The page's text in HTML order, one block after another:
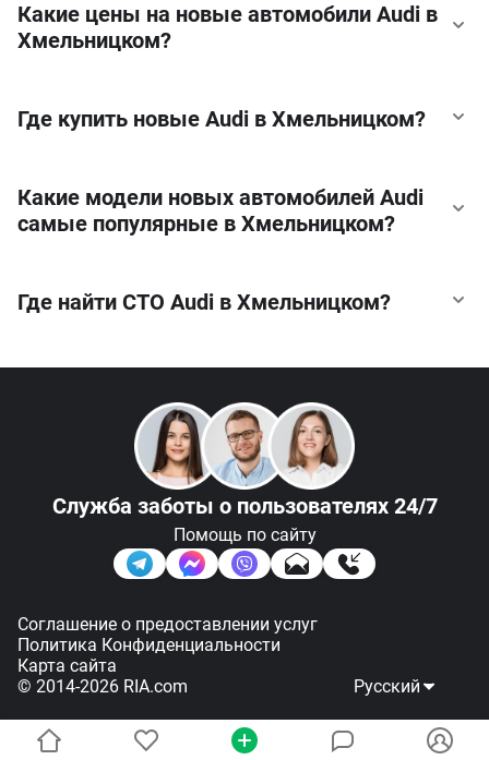
Подписаться Фильтр
Какие цены на новые автомобили Audi в
Хмельницком?
Где купить новые Audi в Хмельницком?
Какие модели новых автомобилей Audi
самые популярные в Хмельницком?
Audi Q3 Sportbackстоимость от 56 317 $
стоимость от 68 467 $
Где найти СТО Audi в Хмельницком?
СТО Audi Замена масла в двигателе
СТО Audi Диагностика и ремонт ходовой
СТО Audi Замена автолампочек
СТО Audi Замена и доливка масла в КПП
СТО Audi Диагностика двигателя
Служба заботы о пользователях 24/7
Помощь по сайту
© 2014-2026 RIA.com
Соглашение о предоставлении услуг
Политика Конфиденциальности
Карта сайта
Русский